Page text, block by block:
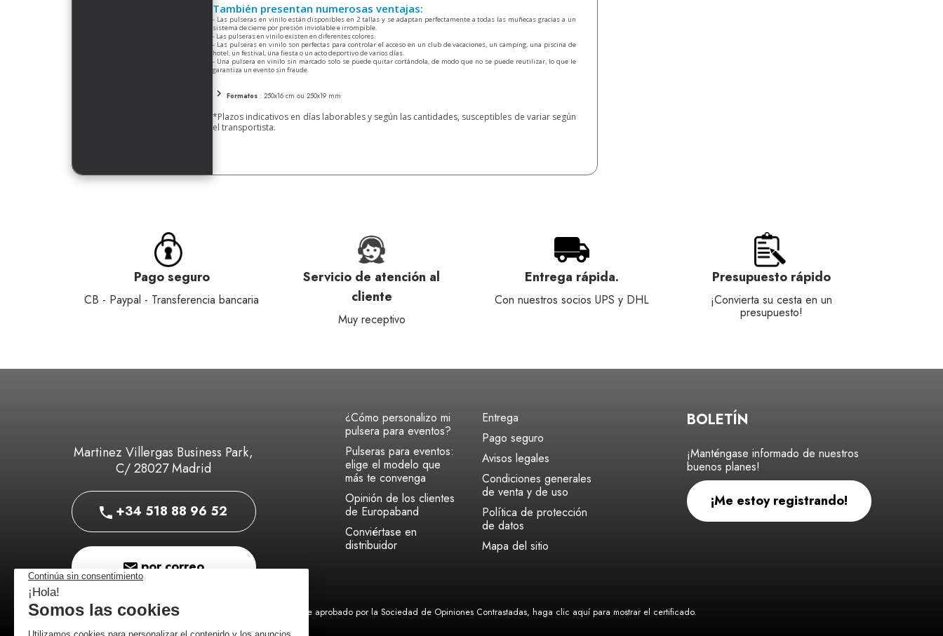
También presentan numerosas ventajas:
- Las pulseras en vinilo están disponibles en 2 tallas y se adaptan perfectamente a todas las muñecas gracias a un
sistema de cierre por presión inviolable e irrompible.
- Las pulseras en vinilo existen en diferentes colores.
- Las pulseras en vinilo son perfectas para controlar el acceso en un club de vacaciones, un camping, una piscina de
hotel, un festival, una fiesta o un acto deportivo de varios días.
- Una pulsera en vinilo sin marcado solo se puede quitar cortándola, de modo que no se puede reutilizar, lo que le
garantiza un evento sin fraude.
Formatos : 250x16 cm ou 250x19 mm
*Plazos indicativos en días laborables y según las cantidades, susceptibles de variar según
el transportista.
Pago seguro
CB - Paypal - Transferencia bancaria
Servicio de atención al
cliente
Muy receptivo
Entrega rápida.
Con nuestros socios UPS y DHL
Presupuesto rápido
¡Convierta su cesta en un
presupuesto!
Martinez Villergas Business Park,
C/ 28027 Madrid
+34 518 88 96 52
por correo
¿Cómo personalizo mi
pulsera para eventos?
Pulseras para eventos:
elige el modelo que
más te convenga
Opinión de los clientes
de Europaband
Conviértase en
distribuidor
Entrega
Pago seguro
Avisos legales
Condiciones generales
de venta y de uso
Política de protección
de datos
Mapa del sitio
BOLETÍN
¡Manténgase informado de nuestros
buenos planes!
¡Me estoy registrando!
Comerciante aprobado por la Sociedad de Opiniones Contrastadas, haga clic aquí para mostrar el certificado.